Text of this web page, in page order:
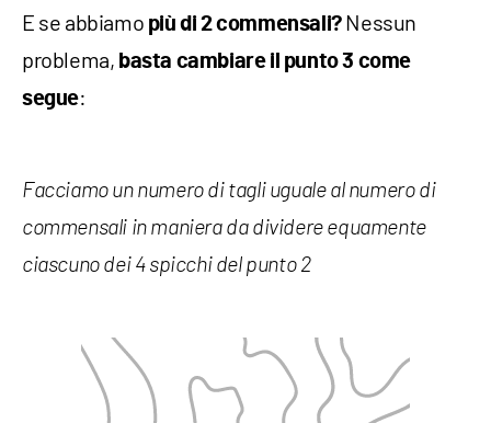
E se abbiamo più di 2 commensali?Nessun
problema, basta cambiare il punto 3 come
segue:
Facciamo un numero di tagli uguale al numero di
commensali in maniera da dividere equamente
ciascuno dei 4 spicchi del punto 2